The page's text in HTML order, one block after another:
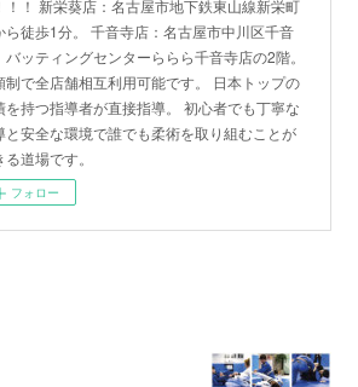
！！ 新栄葵店：名古屋市地下鉄東山線新栄町
ら徒歩1分。 千音寺店：名古屋市中川区千音
バッティングセンターららら千音寺店の2階。
制で全店舗相互利用可能です。 日本トップの
を持つ指導者が直接指導。 初心者でも丁寧な
と安全な環境で誰でも柔術を取り組むことが
る道場です。
フォロー